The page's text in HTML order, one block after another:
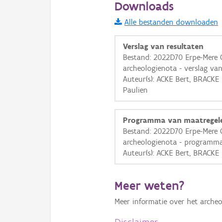
Informatie Vlaanderen
i
+ −
Basis Lagen
OSM-Basiskaart
Ortho
GRB-Basiskaart
Downloads
Alle bestanden downloaden
Verslag van resultaten
Bestand: 2022D70 Erpe-Mere
archeologienota - verslag
Auteur(s): ACKE Bert,
Paulien
Programma van
Bestand: 2022D70 Erpe-Mere
archeologienota -
Auteur(s): ACKE Bert,
Meer weten?
Meer informatie over het